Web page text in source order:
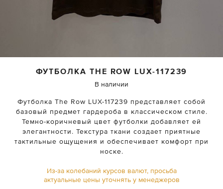
ФУТБОЛКА THE ROW LUX-117239
В наличии
Футболка The Row LUX-117239 представляет собой
базовый предмет гардероба в классическом стиле.
Темно-коричневый цвет футболки добавляет ей
элегантности. Текстура ткани создает приятные
тактильные ощущения и обеспечивает комфорт при
носке.
Из-за колебаний курсов валют, просьба
актуальные цены уточнять у менеджеров